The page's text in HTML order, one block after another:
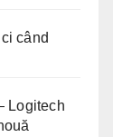
când
Logitech